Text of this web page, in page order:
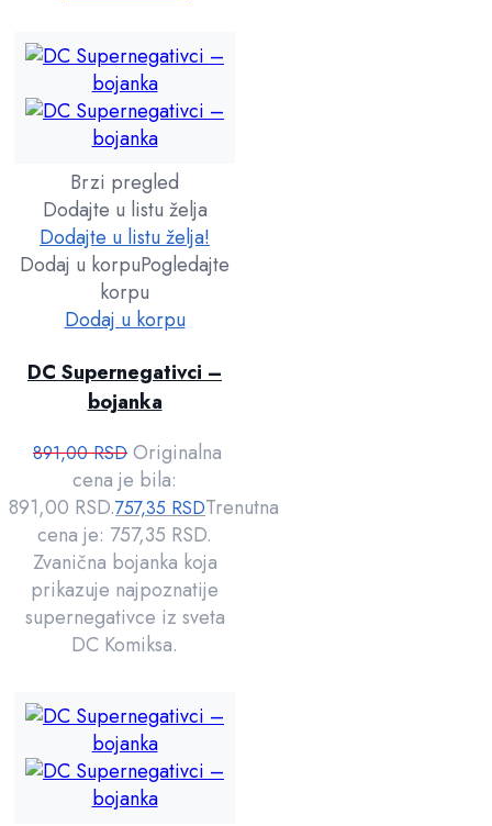
Brzi pregled
Dodajte u listu želja
Dodajte u listu želja!
Dodaj u korpuPogledajte
korpu
Dodaj u korpu
DC Supernegativci –
bojanka
891,00RSD Originalna
cena je bila:
891,00 RSD.757,35 RSDTrenutna
cena je: 757,35 RSD.
Zvanična bojanka koja
prikazuje najpoznatije
supernegativce iz sveta
DC Komiksa.